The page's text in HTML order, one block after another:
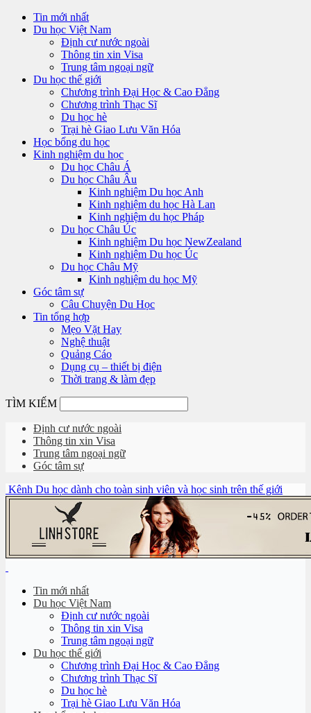
Tin mới nhất
Du học Việt Nam
Định cư nước ngoài
Thông tin xin Visa
Trung tâm ngoại ngữ
Du học thế giới
Chương trình Đại Học & Cao Đẳng
Chương trình Thạc Sĩ
Du học hè
Trại hè Giao Lưu Văn Hóa
Học bổng du học
Kinh nghiệm du học
Du học Châu Á
Du học Châu Âu
Kinh nghiệm Du học Anh
Kinh nghiệm du học Hà Lan
Kinh nghiệm du học Pháp
Du học Châu Úc
Kinh nghiệm Du học NewZealand
Kinh nghiệm Du học Úc
Du học Châu Mỹ
Kinh nghiệm du học Mỹ
Góc tâm sự
Câu Chuyện Du Học
Tin tổng hợp
Mẹo Vặt Hay
Nghệ thuật
Quảng Cáo
Dụng cụ – thiết bị điện
Thời trang & làm đẹp
TÌM KIẾM
Định cư nước ngoài
Thông tin xin Visa
Trung tâm ngoại ngữ
Góc tâm sự
Kênh Du học dành cho toàn sinh viên và học sinh trên thế giới
Tin mới nhất
Du học Việt Nam
Định cư nước ngoài
Thông tin xin Visa
Trung tâm ngoại ngữ
Du học thế giới
Chương trình Đại Học & Cao Đẳng
Chương trình Thạc Sĩ
Du học hè
Trại hè Giao Lưu Văn Hóa